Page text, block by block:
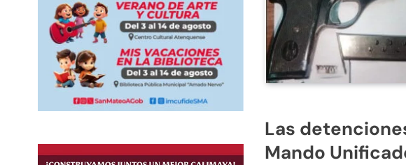
Las
Mando